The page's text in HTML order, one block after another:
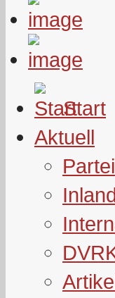
Start
Aktuell
Partei